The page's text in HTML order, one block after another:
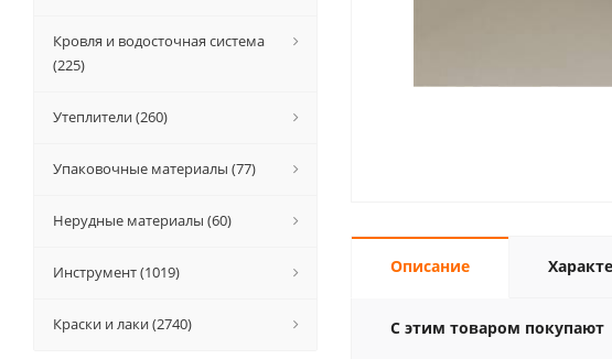
Описание
С этим товаром покупают
Кровля и водосточная система
(225)
Утеплители (260)
Упаковочные материалы (77)
Нерудные материалы (60)
Инструмент (1019)
Краски и лаки (2740)